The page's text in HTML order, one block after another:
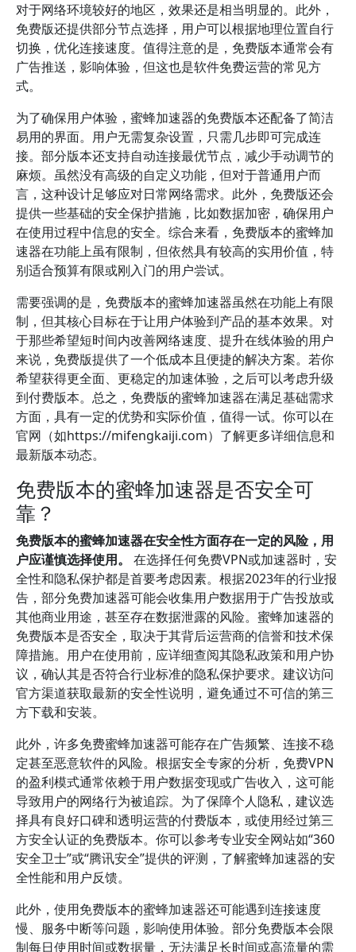
对于网络环境较好的地区，效果还是相当明显的。此外，
免费版还提供部分节点选择，用户可以根据地理位置自行
切换，优化连接速度。值得注意的是，免费版本通常会有
广告推送，影响体验，但这也是软件免费运营的常见方
式。
为了确保用户体验，蜜蜂加速器的免费版本还配备了简洁
易用的界面。用户无需复杂设置，只需几步即可完成连
接。部分版本还支持自动连接最优节点，减少手动调节的
麻烦。虽然没有高级的自定义功能，但对于普通用户而
言，这种设计足够应对日常网络需求。此外，免费版还会
提供一些基础的安全保护措施，比如数据加密，确保用户
在使用过程中信息的安全。综合来看，免费版本的蜜蜂加
速器在功能上虽有限制，但依然具有较高的实用价值，特
别适合预算有限或刚入门的用户尝试。
需要强调的是，免费版本的蜜蜂加速器虽然在功能上有限
制，但其核心目标在于让用户体验到产品的基本效果。对
于那些希望短时间内改善网络速度、提升在线体验的用户
来说，免费版提供了一个低成本且便捷的解决方案。若你
希望获得更全面、更稳定的加速体验，之后可以考虑升级
到付费版本。总之，免费版的蜜蜂加速器在满足基础需求
方面，具有一定的优势和实际价值，值得一试。你可以在
官网（如https://mifengkaiji.com）了解更多详细信息和
最新版本动态。
免费版本的蜜蜂加速器是否安全可
靠？
免费版本的蜜蜂加速器在安全性方面存在一定的风险，用
户应谨慎选择使用。
在选择任何免费VPN或加速器时，安
全性和隐私保护都是首要考虑因素。根据2023年的行业报
告，部分免费加速器可能会收集用户数据用于广告投放或
其他商业用途，甚至存在数据泄露的风险。蜜蜂加速器的
免费版本是否安全，取决于其背后运营商的信誉和技术保
障措施。用户在使用前，应详细查阅其隐私政策和用户协
议，确认其是否符合行业标准的隐私保护要求。建议访问
官方渠道获取最新的安全性说明，避免通过不可信的第三
方下载和安装。
此外，许多免费蜜蜂加速器可能存在广告频繁、连接不稳
定甚至恶意软件的风险。根据安全专家的分析，免费VPN
的盈利模式通常依赖于用户数据变现或广告收入，这可能
导致用户的网络行为被追踪。为了保障个人隐私，建议选
择具有良好口碑和透明运营的付费版本，或使用经过第三
方安全认证的免费版本。你可以参考专业安全网站如“360
安全卫士”或“腾讯安全”提供的评测，了解蜜蜂加速器的安
全性能和用户反馈。
此外，使用免费版本的蜜蜂加速器还可能遇到连接速度
慢、服务中断等问题，影响使用体验。部分免费版本会限
制每日使用时间或数据量，无法满足长时间或高流量的需